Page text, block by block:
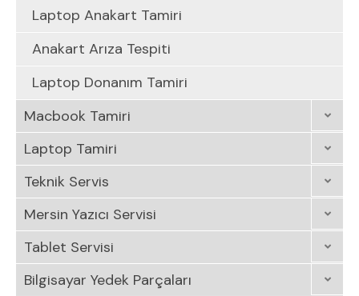
Laptop Anakart Tamiri
Anakart Arıza Tespiti
Laptop Donanım Tamiri
Macbook Tamiri
Laptop Tamiri
Teknik Servis
Mersin Yazıcı Servisi
Tablet Servisi
Bilgisayar Yedek Parçaları